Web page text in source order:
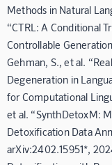
Methods in Natural
“CTRL: A Conditional
Controllable
Gehman, S., et al.
Degeneration in
for Computational
et al. “SynthDetoxM:
Detoxification Data
arXiv:2402.15951*,